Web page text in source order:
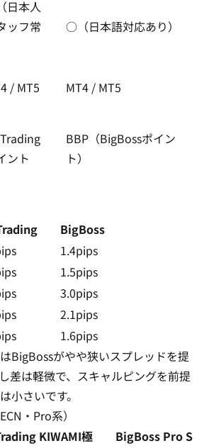
日本人
ッフ常
○（日本語対応あり）
/ MT5 MT4 / MT5
ント
BBP（BigBossポイン
ト）
BigBoss
1.4pips
1.5pips
3.0pips
2.1pips
1.6pips
BigBossがやや狭いスプレッドを提
差は軽微で、スキャルピングを前提
小さいです。
・Pro系）
KIWAMI極
BigBoss Pro